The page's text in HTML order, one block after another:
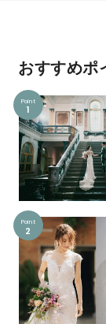
おすすめポ
Point
1
Point
2